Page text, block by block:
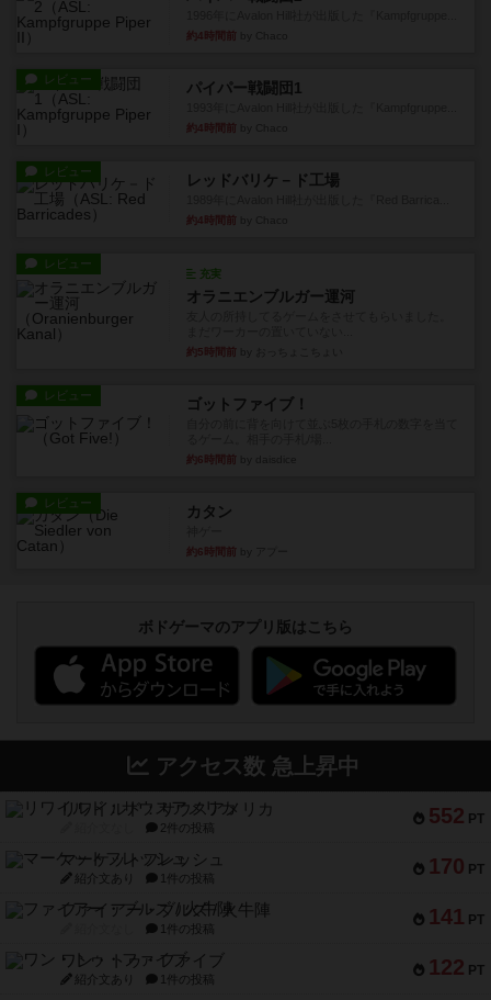
約4時間前
レビュー パイパー戦闘団1
約4時間前
レビュー レッドバリケ－ド工場
約4時間前
レビュー
充実
オラニエンブルガー運河
約5時間前
レビュー ゴットファイブ！
約6時間前
レビュー カタン
約6時間前
ボドゲーマのアプリ版はこちら
アクセス数 急上昇中
552 PT
リワイルド：サウスアメリカ
2件の投稿
170 PT
マーケットフレッシュ
紹介文あり 1件の投稿
141 PT
ファイアー・ブルズ / 火牛陣
1件の投稿
122 PT
ワン・トゥ・ファイブ
紹介文あり 1件の投稿